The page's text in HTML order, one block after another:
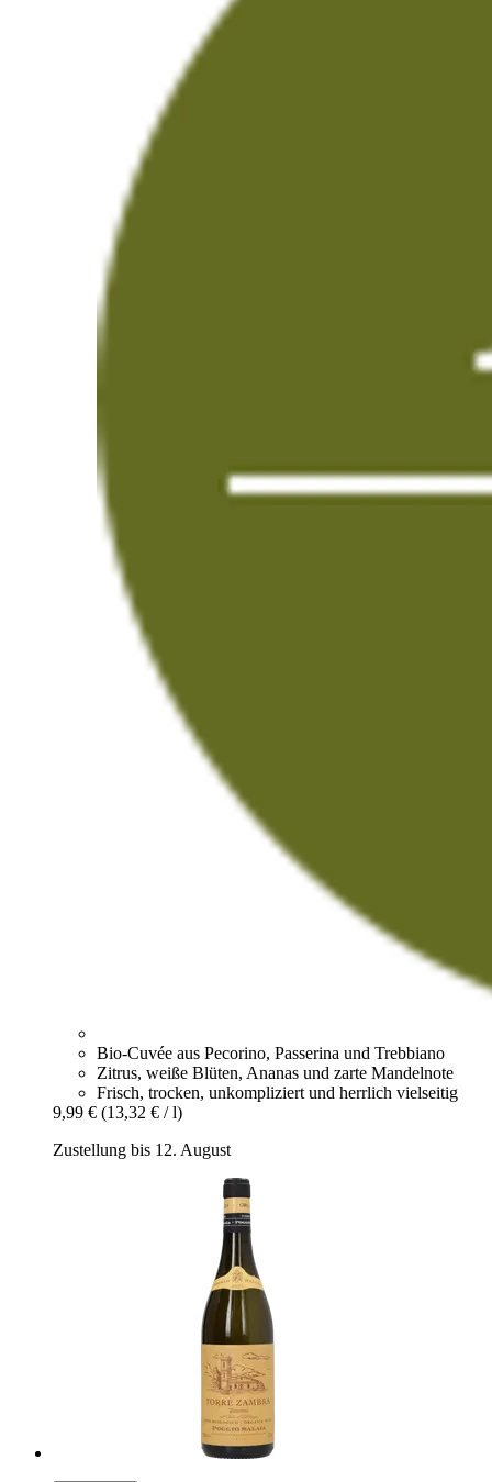
Bio-Cuvée aus Pecorino, Passerina und Trebbiano
Zitrus, weiße Blüten, Ananas und zarte Mandelnote
Frisch, trocken, unkompliziert und herrlich vielseitig
9,99 € (13,32 € / l)
Zustellung bis 12. August